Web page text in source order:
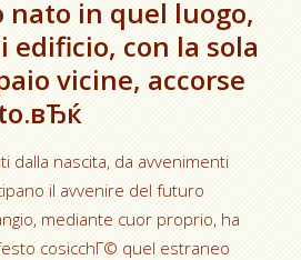
nato in quel luogo,
edificio, con la sola
vicine, accorse
dalla nascita, da avvenimenti
il avvenire del futuro
mediante cuor proprio, ha
cosicchГ© quel estraneo